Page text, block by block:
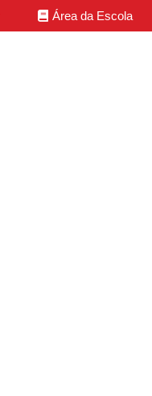
Área da Escola